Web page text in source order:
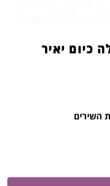
כיום יאיר
השירים